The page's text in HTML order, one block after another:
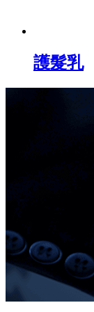
護髮乳